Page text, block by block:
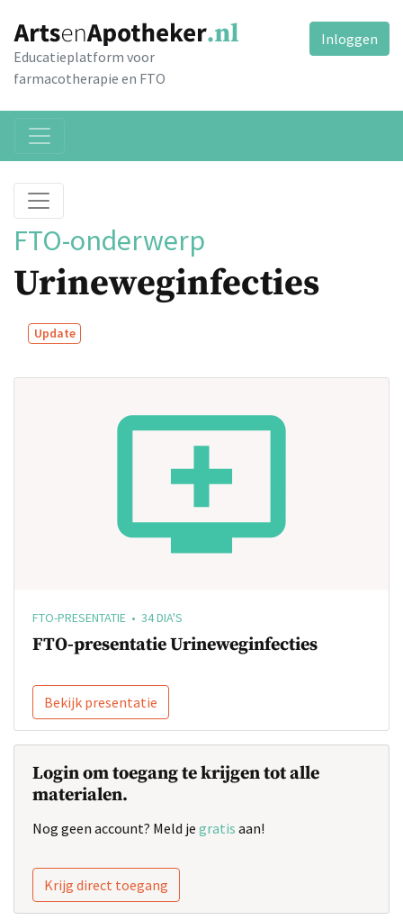
Educatieplatform voor
farmacotherapie en FTO
Inloggen
FTO-onderwerp
Urineweginfecties
Update
FTO-PRESENTATIE • 34 DIA'S
FTO-presentatie Urineweginfecties
Bekijk presentatie
Login om toegang te krijgen tot alle
materialen.
Nog geen account? Meld je gratis aan!
Krijg direct toegang